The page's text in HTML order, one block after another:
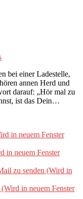
bei einer Ladestelle,
annen Herd und
darauf: „Hör mal zu
ist das Dein…
in neuem Fenster
in neuem Fenster
zu senden (Wird in
in neuem Fenster